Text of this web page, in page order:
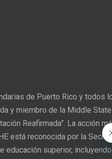
de Puerto Rico y todos
y miembro de la Middle
Reafirmada”. La acción
está reconocida por la
superior,